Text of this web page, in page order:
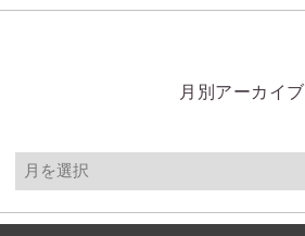
月別アーカイブ